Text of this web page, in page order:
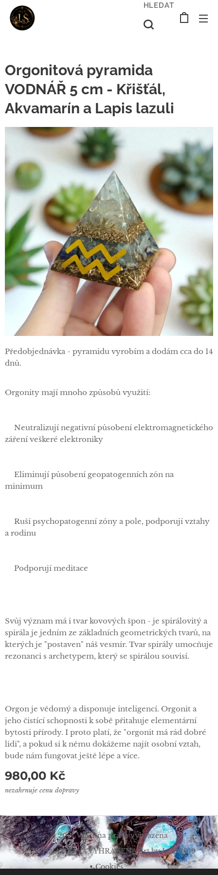
HLEDAT
Orgonitová pyramida
VODNÁŘ 5 cm - Křišťál,
Akvamarín a Lapis lazuli
Předobjednávka - pyramidu vyrobím a dodám cca do 14
dnů.
Orgonity mají mnoho způsobů využití:
✅Neutralizují negativní působení elektromagnetického
záření veškeré elektroniky
✅Eliminují působení geopatogenních zón na
minimum
✅Ruší psychopatogenní zóny a pole, podporují vztahy
a rodinu
✅Podporují meditace
Svůj význam má i tvar kovových špon - je spirálovitý a
spirála je jedním ze základních geometrických tvarů, na
kterých je "postaven" náš vesmír. Tvar spirály umocňuje
rezonanci s archetypem, který se spirálou souvisí.
Orgon je vědomý a disponuje inteligencí. Orgonit a
jeho čistící schopnosti k sobě přitahuje elementární
bytosti přírody. I proto platí, že "orgonit má rád dobré
lidi", a pokud si k němu dokážeme najít osobní vztah,
bude nám fungovat ještě lépe a více.
980,00 Kč
nezahrnuje cenu dopravy
© 2021 Všechna práva vyhrazena
VŠECHNA PRÁVA VYHRAZENA Art by L. Š. 2019
Cookies